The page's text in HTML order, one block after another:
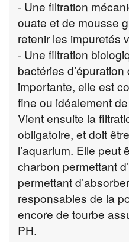
- Une filtration
ouate et de mousse
retenir les impuretés
- Une filtration
bactéries
importante, elle est
fine ou idéalement
Vient ensuite la
obligatoire, et doit
l’aquarium. Elle peut
charbon permettant
permettant
responsables de la
encore de tourbe
PH.